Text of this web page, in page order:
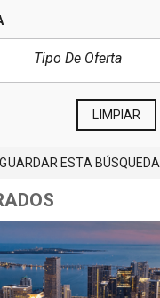
Tipo De Oferta
LIMPIAR
GUARDAR ESTA BÚSQUEDA